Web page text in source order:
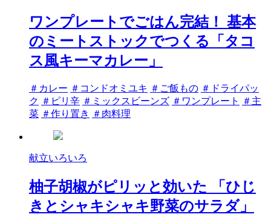
ワンプレートでごはん完結！ 基本
のミートストックでつくる「タコ
ス風キーマカレー」
タ
グ
＃カレー ＃コンドオミユキ ＃ご飯もの ＃ドライパッ
ク ＃ピリ辛 ＃ミックスビーンズ ＃ワンプレート
＃主
菜 ＃作り置き ＃肉料理
献立いろいろ
柚子胡椒がピリッと効いた 「ひじ
きとシャキシャキ野菜のサラダ」